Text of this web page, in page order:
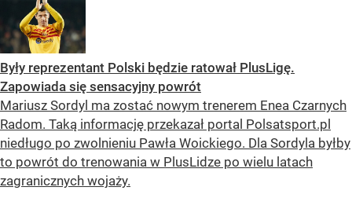
Były reprezentant Polski będzie ratował PlusLigę.
Zapowiada się sensacyjny powrót
Mariusz Sordyl ma zostać nowym trenerem Enea Czarnych
Radom. Taką informację przekazał portal Polsatsport.pl
niedługo po zwolnieniu Pawła Woickiego. Dla Sordyla byłby
to powrót do trenowania w PlusLidze po wielu latach
zagranicznych wojaży.